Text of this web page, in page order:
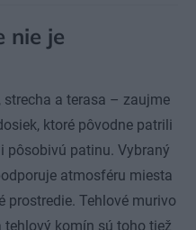
nie je
strecha a terasa – zaujme
ktoré pôvodne patrili
pôsobivú patinu. Vybraný
atmosféru miesta
prostredie. Tehlové murivo
komín sú toho tiež